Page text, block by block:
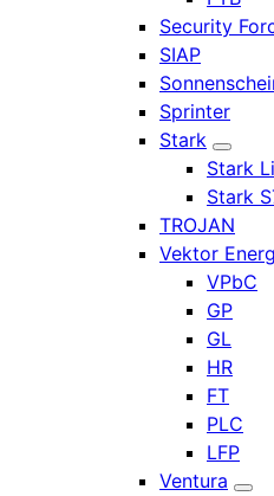
Security
SIAP
Sprinter
Stark
Stark
Stark
TROJAN
Vektor
VPbC
GP
GL
HR
FT
PLC
LFP
Ventura